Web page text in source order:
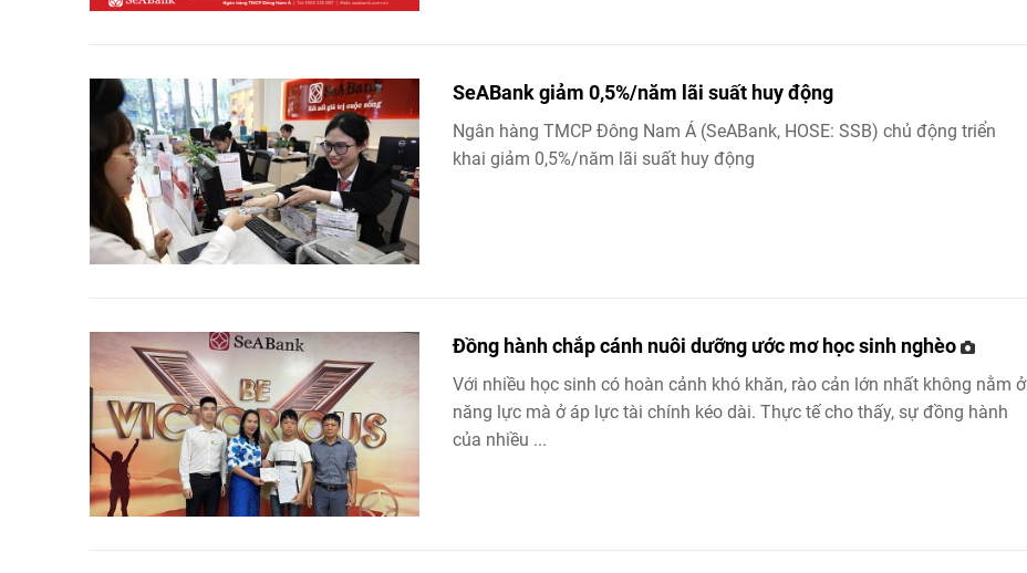
SeABank giảm 0,5%/năm lãi suất huy động
Ngân hàng TMCP Đông Nam Á (SeABank, HOSE: SSB) chủ động triển
khai giảm 0,5%/năm lãi suất huy động
Đồng hành chắp cánh nuôi dưỡng ước mơ học sinh nghèo
Với nhiều học sinh có hoàn cảnh khó khăn, rào cản lớn nhất không nằm ở
năng lực mà ở áp lực tài chính kéo dài. Thực tế cho thấy, sự đồng hành
của nhiều ...